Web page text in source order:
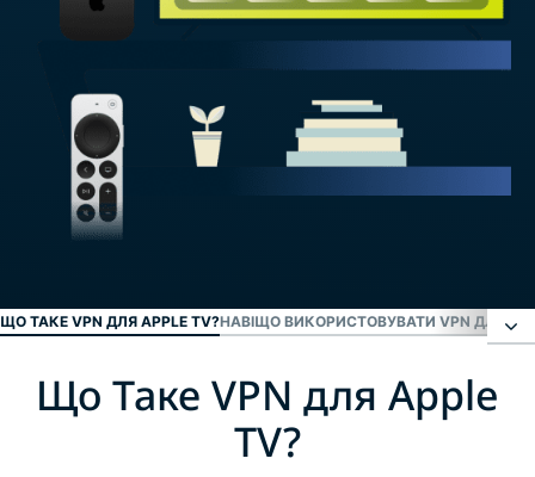
ЩО ТАКЕ VPN ДЛЯ APPLE TV?НАВІЩО ВИКОРИСТОВУВАТИ VPN ДЛЯ
Що Таке VPN для Apple TV?
Навіщо використовувати VPN для Apple TV?
Що Таке VPN для Apple
TV?